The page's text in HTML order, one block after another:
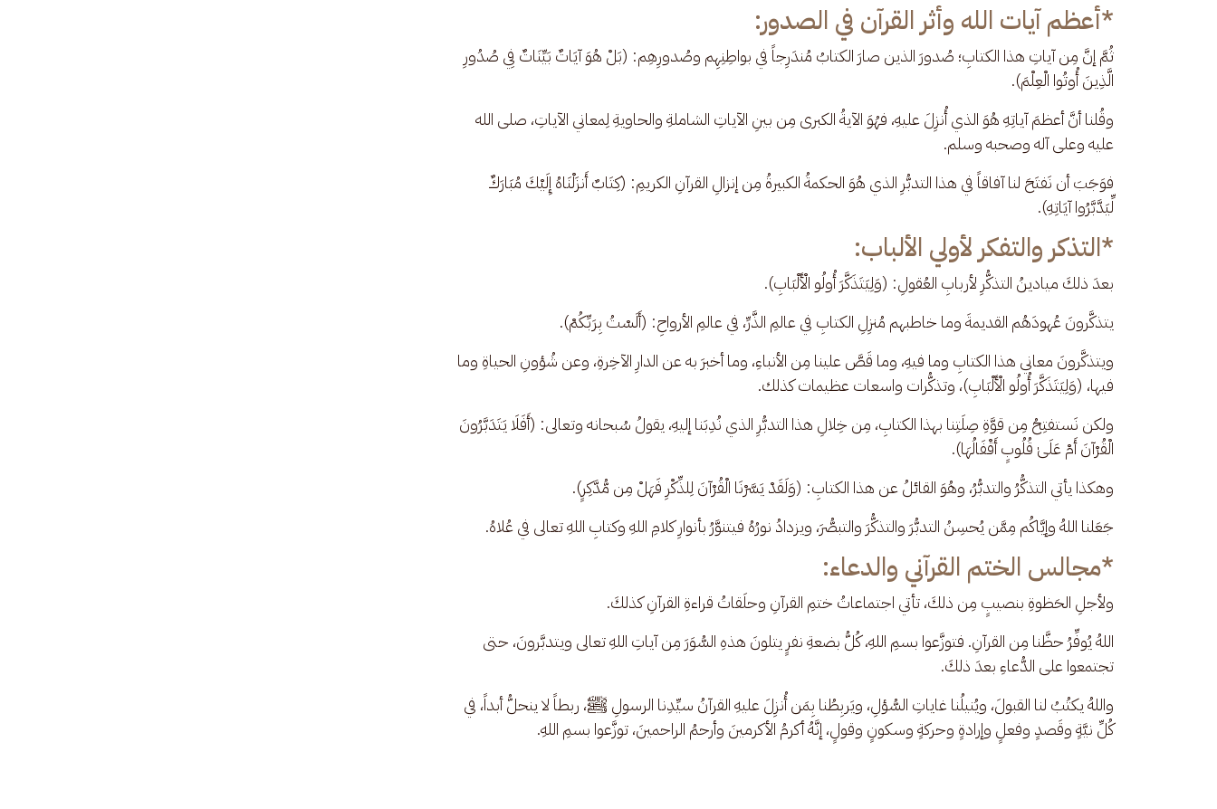
​*أعظم آيات الله وأثر القرآن في الصدور:
​ثُمَّ إنَّ مِن آياتِ هذا الكتابِ؛ صُدورَ الذين صارَ الكتابُ مُندَرِجاً في بواطِنِهِم وصُدورِهِم: (بَلْ هُوَ آيَاتٌ بَيِّنَاتٌ فِي صُدُورِ
الَّذِينَ أُوتُوا الْعِلْمَ).
وقُلنا أنَّ أعظمَ آياتِهِ هُوَ الذي أُنزِلَ عليهِ، فهُوَ الآيةُ الكبرى مِن بينِ الآياتِ الشاملةِ والحاويةِ لِمعاني الآياتِ، صلى الله
عليه وعلى آله وصحبه وسلم.
​فوَجَبَ أن نَفتَحَ لنا آفاقاً في هذا التدبُّرِ الذي هُوَ الحكمةُ الكبيرةُ مِن إنزالِ القرآنِ الكريمِ: (كِتَابٌ أَنزَلْنَاهُ إِلَيْكَ مُبَارَكٌ
لِّيَدَّبَّرُوا آيَاتِهِ).
​*التذكر والتفكر لأولي الألباب:
​بعدَ ذلكَ ميادينُ التذكُّرِ لأربابِ العُقولِ: (وَلِيَتَذَكَّرَ أُولُو الْأَلْبَابِ).
يتذكَّرونَ عُهودَهُم القديمةَ وما خاطبهم مُنزِلِ الكتابِ في عالمِ الذَّرِّ، في عالمِ الأرواحِ: (أَلَسْتُ بِرَبِّكُمْ).
ويتذكَّرونَ معاني هذا الكتابِ وما فيهِ، وما قَصَّ علينا مِن الأنباءِ، وما أخبرَ به عن الدارِ الآخِرةِ، وعن شُؤونِ الحياةِ وما
فيها، (وَلِيَتَذَكَّرَ أُولُو الْأَلْبَابِ)، وتذكُّرات واسعات عظيمات كذلك.
​ولكن نَستفتِحُ مِن قوَّةِ صِلَتِنا بهذا الكتابِ، مِن خِلالِ هذا التدبُّرِ الذي نُدِبَنا إليهِ، يقولُ سُبحانه وتعالى: (أَفَلَا يَتَدَبَّرُونَ
الْقُرْآنَ أَمْ عَلَىٰ قُلُوبٍ أَقْفَالُهَا).
​وهكذا يأتي التذكُّرُ والتدبُّرُ، وهُوَ القائلُ عن هذا الكتابِ: (وَلَقَدْ يَسَّرْنَا الْقُرْآنَ لِلذِّكْرِ فَهَلْ مِن مُّدَّكِرٍ).
جَعَلنا اللهُ وإيَّاكُم مِمَّن يُحسِنُ التدبُّرَ والتذكُّرَ والتبصُّرَ، ويزدادُ نورُهُ فيتنوَّرُ بأنوارِ كلامِ اللهِ وكتابِ اللهِ تعالى في عُلاهُ.
​*مجالس الختم القرآني والدعاء:
​ولأجلِ الحَظوةِ بنصيبٍ مِن ذلكَ، تأتي اجتماعاتُ ختمِ القرآنِ وحلَقاتُ قراءةِ القرآنِ كذلكَ.
اللهُ يُوفِّرُ حظَّنا مِن القرآنِ. فتوزَّعوا بسمِ اللهِ، كُلُّ بضعةِ نفرٍ يتلونَ هذهِ السُّوَرَ مِن آياتِ اللهِ تعالى ويتدبَّرونَ، حتى
تجتمعوا على الدُّعاءِ بعدَ ذلكَ.
​واللهُ يكتُبُ لنا القبولَ، ويُنيلُنا غاياتِ السُّؤلِ، ويَربِطُنا بِمَن أُنزِلَ عليهِ القرآنُ سيِّدِنا الرسولِ ﷺ، ربطاً لا ينحلُّ أبداً، في
كُلِّ نيَّةٍ وقَصدٍ وفعلٍ وإرادةٍ وحركةٍ وسكونٍ وقولٍ، إنَّهُ أكرمُ الأكرمينَ وأرحمُ الراحمينَ، توزَّعوا بسمِ اللهِ.